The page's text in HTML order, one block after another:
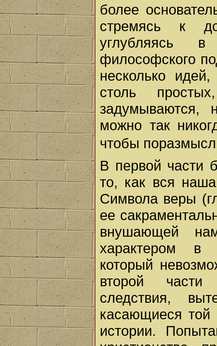
более
стремясь к
углубляясь
философского
несколько
столь
задумываются,
можно так
чтобы
В первой части
то, как вся
Символа веры
ее
внушающей
характером в
который
второй части
следствия,
касающиеся той
истории.